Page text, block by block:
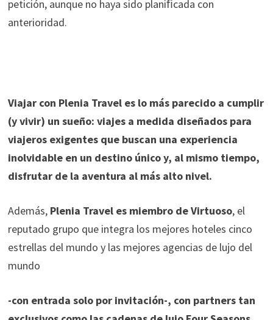
petición, aunque no haya sido planiﬁcada con
anterioridad.
Viajar con Plenia Travel es lo más parecido a cumplir
(y vivir) un sueño: viajes a medida diseñados para
viajeros exigentes que buscan una experiencia
inolvidable en un destino único y, al mismo tiempo,
disfrutar de la aventura al más alto nivel.
Además, Plenia Travel es miembro de Virtuoso, el
reputado grupo que integra los mejores hoteles cinco
estrellas del mundo y las mejores agencias de lujo del
mundo
-con entrada solo por invitación-, con partners tan